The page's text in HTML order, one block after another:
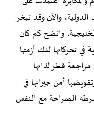
والآن وقد تبخر
واتضح كم كان
تحركاتها لفك أزمتها
قطر لذاتها
أمن جيرانها في
الصراحة مع النفس